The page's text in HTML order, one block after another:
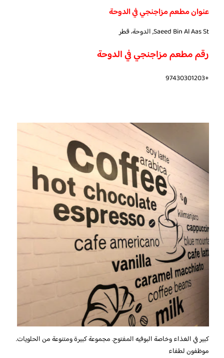
عنوان مطعم مزاجنجي في الدوحة
Saeed Bin Al Aas St, الدوحة، قطر
رقم مطعم مزاجنجي في الدوحة
+97430301203
كبير في الغذاء وخاصة البوفيه المفتوح. مجموعة كبيرة ومتنوعة من الحلويات.
موظفون لطفاء